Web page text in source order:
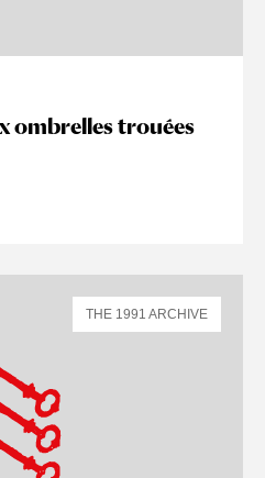
ombrelles trouées
THE 1991 ARCHIVE